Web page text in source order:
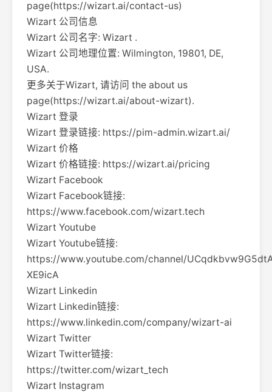
page(https://wizart.ai/contact-us)
Wizart 公司信息
Wizart 公司名字: Wizart .
Wizart 公司地理位置: Wilmington, 19801, DE,
USA.
更多关于Wizart, 请访问 the about us
page(https://wizart.ai/about-wizart).
Wizart 登录
Wizart 登录链接: https://pim-admin.wizart.ai/
Wizart 价格
Wizart 价格链接: https://wizart.ai/pricing
Wizart Facebook
Wizart Facebook链接:
https://www.facebook.com/wizart.tech
Wizart Youtube
Wizart Youtube链接:
https://www.youtube.com/channel/
XE9icA
Wizart Linkedin
Wizart Linkedin链接:
https://www.linkedin.com/company/wizart-ai
Wizart Twitter
Wizart Twitter链接:
https://twitter.com/wizart_tech
Wizart Instagram